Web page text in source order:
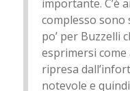
importante. C’è
complesso sono
po’ per Buzzelli
esprimersi
ripresa
notevole e